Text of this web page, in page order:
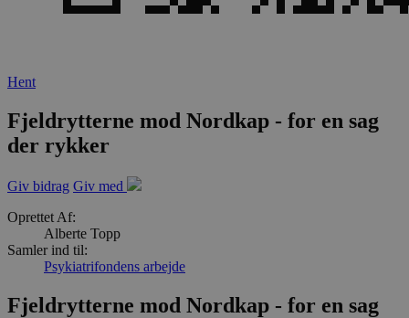
Hent
Fjeldrytterne mod Nordkap - for en sag
der rykker
Giv bidrag Giv med
Oprettet Af:
Alberte Topp
Samler ind til:
Psykiatrifondens arbejde
Fjeldrytterne mod Nordkap - for en sag